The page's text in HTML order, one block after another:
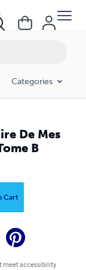
Categories
De Mes
B
Cart
meet accessibility